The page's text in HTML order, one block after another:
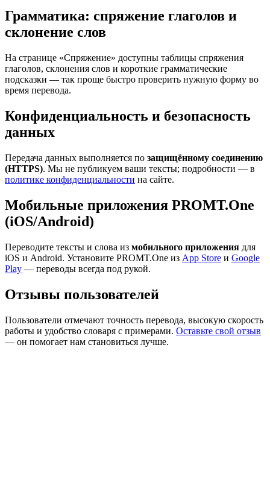
Грамматика: спряжение глаголов и
склонение слов
На странице «Спряжение» доступны таблицы спряжения
глаголов, склонения слов и короткие грамматические
подсказки — так проще быстро проверить нужную форму во
время перевода.
Конфиденциальность и безопасность
данных
Передача данных выполняется по защищённому соединению
(HTTPS). Мы не публикуем ваши тексты; подробности — в
политике конфиденциальности на сайте.
Мобильные приложения PROMT.One
(iOS/Android)
Переводите тексты и слова из мобильного приложения для
iOS и Android. Установите PROMT.One из App Store и Google
Play — переводы всегда под рукой.
Отзывы пользователей
Пользователи отмечают точность перевода, высокую скорость
работы и удобство словаря с примерами. Оставьте свой отзыв
— он помогает нам становиться лучше.